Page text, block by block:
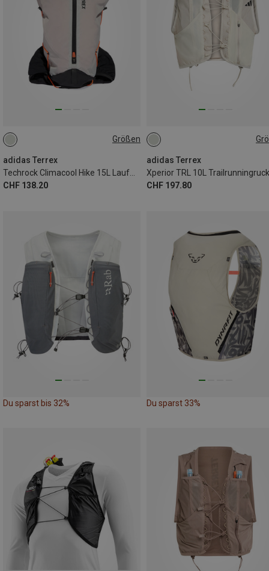
Größen
adidas Terrex
CHF 138.20
15L | S
adidas Terrex
CHF 197.80
10L | XS
10L | L
10L | S
Du sparst bis 32% Du sparst 33%